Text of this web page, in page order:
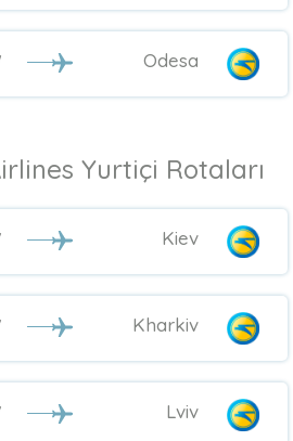
Odesa
Yurtiçi Rotaları
Kiev
Kharkiv
Lviv